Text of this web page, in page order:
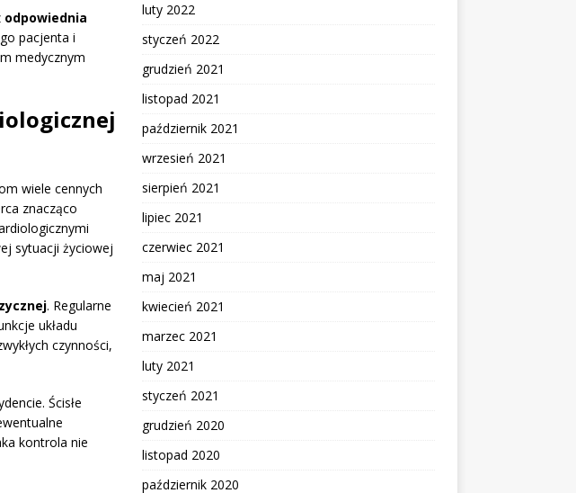
odpowiednia
pacjenta i
medycznym
wiele cennych
znacząco
sytuacji życiowej
. Regularne
układu
czynności,
Ścisłe
kontrola nie
luty 2022
styczeń 2022
grudzień 2021
listopad 2021
październik 2021
wrzesień 2021
sierpień 2021
lipiec 2021
czerwiec 2021
maj 2021
kwiecień 2021
marzec 2021
luty 2021
styczeń 2021
grudzień 2020
listopad 2020
październik 2020